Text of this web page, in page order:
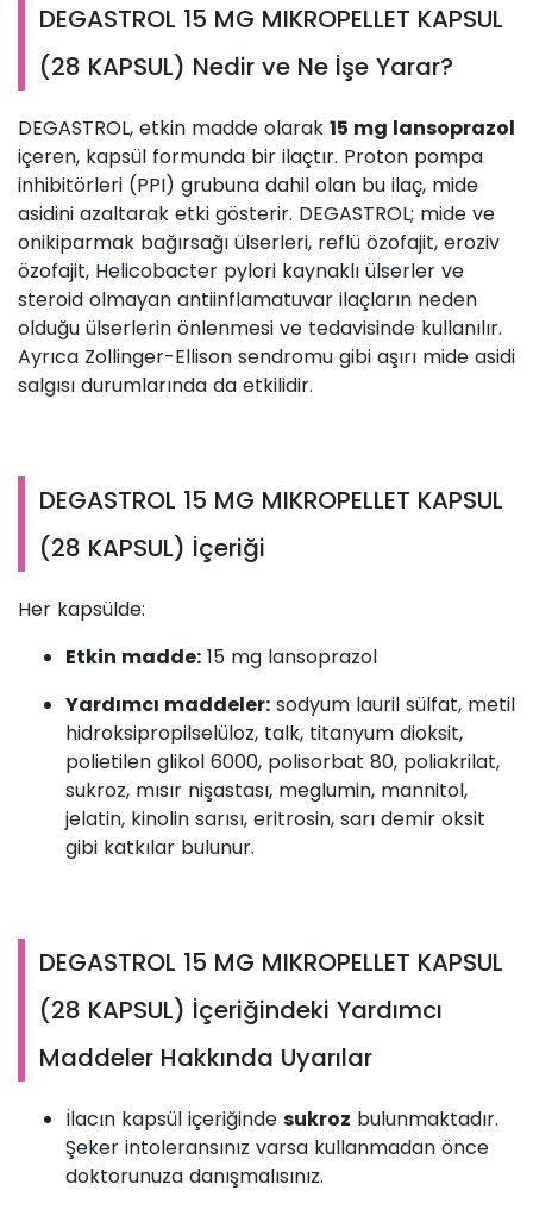
DEGASTROL 15 MG MIKROPELLET KAPSUL
(28 KAPSUL) Nedir ve Ne İşe Yarar?
DEGASTROL, etkin madde olarak 15 mg lansoprazol
içeren, kapsül formunda bir ilaçtır. Proton pompa
inhibitörleri (PPI) grubuna dahil olan bu ilaç, mide
asidini azaltarak etki gösterir. DEGASTROL; mide ve
onikiparmak bağırsağı ülserleri, reflü özofajit, eroziv
özofajit, Helicobacter pylori kaynaklı ülserler ve
steroid olmayan antiinflamatuvar ilaçların neden
olduğu ülserlerin önlenmesi ve tedavisinde kullanılır.
Ayrıca Zollinger-Ellison sendromu gibi aşırı mide asidi
salgısı durumlarında da etkilidir.
DEGASTROL 15 MG MIKROPELLET KAPSUL
(28 KAPSUL) İçeriği
Her kapsülde:
Etkin madde: 15 mg lansoprazol
Yardımcı maddeler: sodyum lauril sülfat, metil
hidroksipropilselüloz, talk, titanyum dioksit,
polietilen glikol 6000, polisorbat 80, poliakrilat,
sukroz, mısır nişastası, meglumin, mannitol,
jelatin, kinolin sarısı, eritrosin, sarı demir oksit
gibi katkılar bulunur.
DEGASTROL 15 MG MIKROPELLET KAPSUL
(28 KAPSUL) İçeriğindeki Yardımcı
Maddeler Hakkında Uyarılar
İlacın kapsül içeriğinde sukroz bulunmaktadır.
Şeker intoleransınız varsa kullanmadan önce
doktorunuza danışmalısınız.